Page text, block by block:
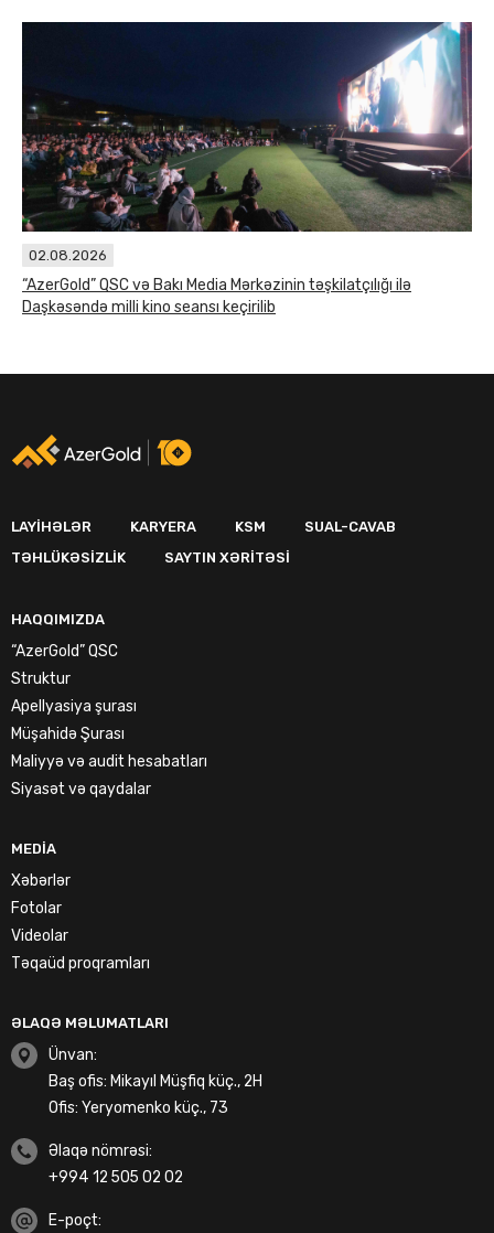
02.08.2026
“AzerGold” QSC və Bakı Media Mərkəzinin təşkilatçılığı ilə
Daşkəsəndə milli kino seansı keçirilib
LAYIHƏLƏR KARYERA KSM
SUAL-CAVAB
TƏHLÜKƏSIZLIK
SAYTIN XƏRITƏSI
HAQQIMIZDA
“AzerGold” QSC
Struktur
Apellyasiya şurası
Müşahidə Şurası
Maliyyə və audit hesabatları
Siyasət və qaydalar
MEDIA
Xəbərlər
Fotolar
Videolar
Təqaüd proqramları
ƏLAQƏ MƏLUMATLARI
Ünvan:
Baş ofis: Mikayıl Müşfiq küç., 2H
Ofis: Yeryomenko küç., 73
Əlaqə nömrəsi:
+994 12 505 02 02
E-poçt: